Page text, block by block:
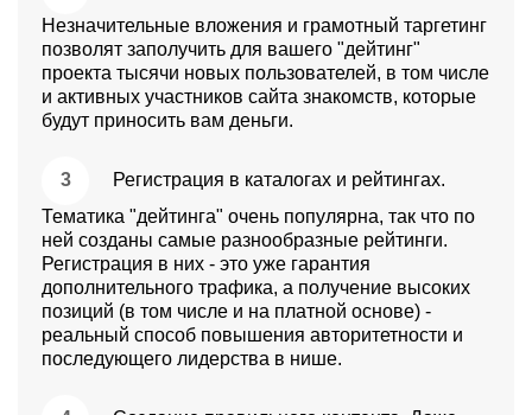
Незначительные вложения и грамотный таргетинг
позволят заполучить для вашего "дейтинг"
проекта тысячи новых пользователей, в том числе
и активных участников сайта знакомств, которые
будут приносить вам деньги.
Регистрация в каталогах и рейтингах.
Тематика "дейтинга" очень популярна, так что по
ней созданы самые разнообразные рейтинги.
Регистрация в них - это уже гарантия
дополнительного трафика, а получение высоких
позиций (в том числе и на платной основе) -
реальный способ повышения авторитетности и
последующего лидерства в нише.